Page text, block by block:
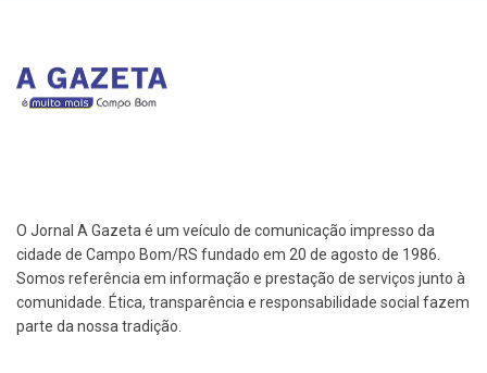
O Jornal A Gazeta é um veículo de comunicação impresso da
cidade de Campo Bom/RS fundado em 20 de agosto de 1986.
Somos referência em informação e prestação de serviços junto à
comunidade. Ética, transparência e responsabilidade social fazem
parte da nossa tradição.